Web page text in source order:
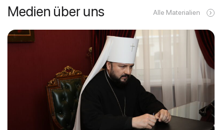
Medien über uns Alle Materialien